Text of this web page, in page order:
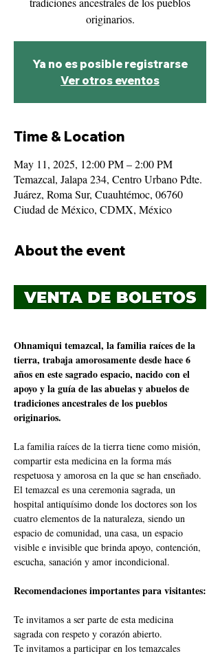
originarios.
Ya no es posible registrarse
Ver otros eventos
Time & Location
May 11, 2025, 12:00 PM – 2:00 PM
Temazcal, Jalapa 234, Centro Urbano Pdte.
Juárez, Roma Sur, Cuauhtémoc, 06760
Ciudad de México, CDMX, México
About the event
Ohnamiqui temazcal, la familia raíces de la
tierra, trabaja amorosamente desde hace 6
años en este sagrado espacio, nacido con el
apoyo y la guía de las abuelas y abuelos de
tradiciones ancestrales de los pueblos
originarios.
La familia raíces de la tierra tiene como misión,
compartir esta medicina en la forma más
respetuosa y amorosa en la que se han enseñado.
El temazcal es una ceremonia sagrada, un
hospital antiquísimo donde los doctores son los
cuatro elementos de la naturaleza, siendo un
espacio de comunidad, una casa, un espacio
visible e invisible que brinda apoyo, contención,
escucha, sanación y amor incondicional.
Recomendaciones importantes para visitantes:
Te invitamos a ser parte de esta medicina
sagrada con respeto y corazón abierto.
Te invitamos a participar en los temazcales